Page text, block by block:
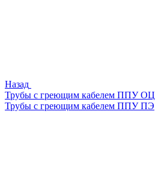
Назад
Трубы с греющим кабелем ППУ ОЦ
Трубы с греющим кабелем ППУ ПЭ